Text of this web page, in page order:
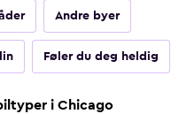
Andre byer
Føler du deg heldig
i Chicago